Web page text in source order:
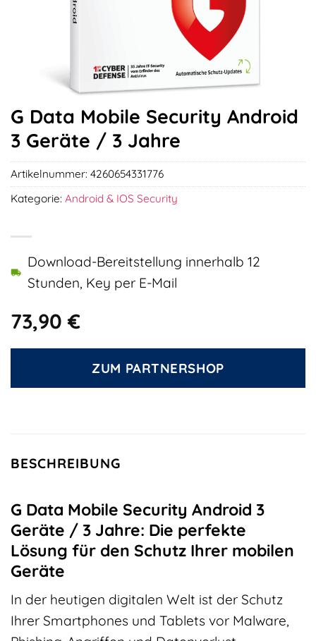
G Data Mobile Security Android
3 Geräte / 3 Jahre
73,90€
Download-Bereitstellung innerhalb 12
Stunden, Key per E-Mail
ZUM PARTNERSHOP
Artikelnummer: 4260654331776
Kategorie: Android & IOS Security
BESCHREIBUNG
G Data Mobile Security Android 3
Geräte / 3 Jahre: Die perfekte
Lösung für den Schutz Ihrer mobilen
Geräte
In der heutigen digitalen Welt ist der Schutz
Ihrer Smartphones und Tablets vor Malware,